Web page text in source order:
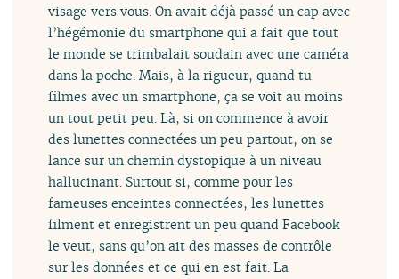
visage vers vous. On avait déjà passé un cap avec
l’hégémonie du smartphone qui a fait que tout
le monde se trimbalait soudain avec une caméra
dans la poche. Mais, à la rigueur, quand tu
filmes avec un smartphone, ça se voit au moins
un tout petit peu. Là, si on commence à avoir
des lunettes connectées un peu partout, on se
lance sur un chemin dystopique à un niveau
hallucinant. Surtout si, comme pour les
fameuses enceintes connectées, les lunettes
filment et enregistrent un peu quand Facebook
le veut, sans qu’on ait des masses de contrôle
sur les données et ce qui en est fait. La